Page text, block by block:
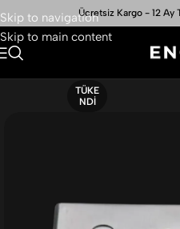
Skip to navigation
Skip to main content
Ücretsiz Kargo - 12 Ay
TÜKE
NDI